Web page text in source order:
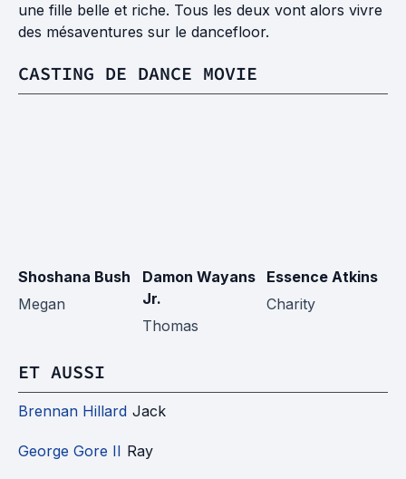
une fille belle et riche. Tous les deux vont alors vivre
des mésaventures sur le dancefloor.
CASTING DE DANCE MOVIE
Shoshana Bush
Megan
Damon Wayans
Jr.
Thomas
Essence Atkins
Charity
ET AUSSI
Brennan Hillard Jack
George Gore II Ray